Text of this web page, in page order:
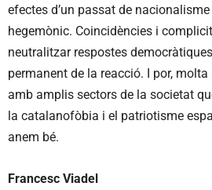
efectes d’un passat de nacionalisme
hegemònic. Coincidències i
neutralitzar respostes
permanent de la reacció. I por,
amb amplis sectors de la societat
la catalanofòbia i el patriotisme
anem bé.
Francesc Viadel